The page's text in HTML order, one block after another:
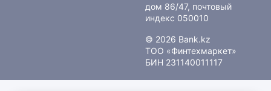
дом 86/47, почтовый
индекс 050010
© 2026 Bank.kz
ТОО «Финтехмаркет»
БИН 231140011117